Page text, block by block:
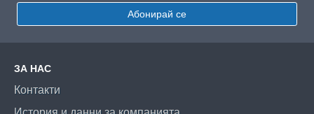
Абонирай се
ЗА НАС
Контакти